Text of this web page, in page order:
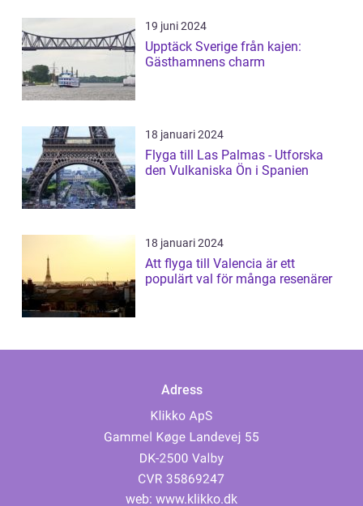
19 juni 2024
Upptäck Sverige från kajen:
Gästhamnens charm
18 januari 2024
Flyga till Las Palmas - Utforska
den Vulkaniska Ön i Spanien
18 januari 2024
Att flyga till Valencia är ett
populärt val för många resenärer
Adress
web: www.klikko.dk